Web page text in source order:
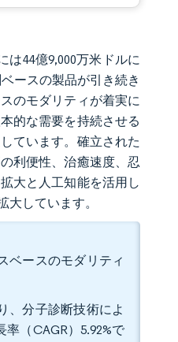
は44億9,000万米ドルに
ースの製品が引き続き
のモダリティが着実に
的な需要を持続させる
ています。確立された
利便性、治癒速度、忍
大と人工知能を活用し
しています。
ベースのモダリティ
、分子診断技術によ
（CAGR）5.92%で